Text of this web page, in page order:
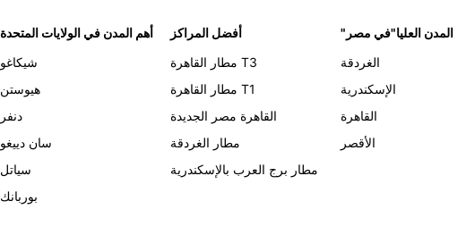
أهم المدن في الولايات المتحدة
شيكاغو
هيوستن
دنفر
سان دييغو
سياتل
بوربانك
أفضل المراكز
مطار القاهرة T3
مطار القاهرة T1
القاهرة مصر الجديدة
مطار الغردقة
مطار برج العرب بالإسكندرية
"المدن العليا"في مصر
الغردقة
الإسكندرية
القاهرة
الأقصر